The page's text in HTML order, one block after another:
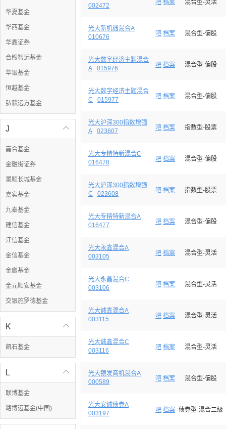
华夏基金
华西基金
华鑫证券
合煦智远基金
华银基金
恒越基金
弘毅远方基金

J
嘉合基金
金融街证券
景顺长城基金
嘉实基金
九泰基金
建信基金
江信基金
金信基金
金鹰基金
金元顺安基金
交银施罗德基金

K
凯石基金

L
联博基金
路博迈基金(中国)
002472
吧 档案 混合型-灵活
光大新机遇混合A
010676
吧 档案 混合型-偏股
光大数字经济主题混合
A
015976 吧 档案 混合型-偏股
光大数字经济主题混合
C
015977 吧 档案 混合型-偏股
光大沪深300指数增强
A
023607 吧 档案 指数型-股票
光大专精特新混合C
016478
吧 档案 混合型-偏股
光大沪深300指数增强
C
023608 吧 档案 指数型-股票
光大专精特新混合A
016477
吧 档案 混合型-偏股
光大永鑫混合A
003105
吧 档案 混合型-灵活
光大永鑫混合C
003106
吧 档案 混合型-灵活
光大诚鑫混合A
003115
吧 档案 混合型-灵活
光大诚鑫混合C
003116
吧 档案 混合型-灵活
光大银发商机混合A
000589
吧 档案 混合型-偏股
光大安诚债券A
003197
吧 档案 债券型-混合二级